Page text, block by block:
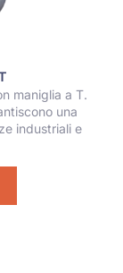
maniglia a T.
una
industriali e